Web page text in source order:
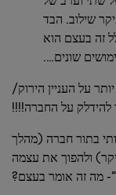
שילוב. הבד
זה בעצם הוא
שונים….
על העניין הירוק/
להידלק על החברה!!!!
בתור חברה (מהלך
ולהפוך את עצמה
מה זה אומר בעצם?